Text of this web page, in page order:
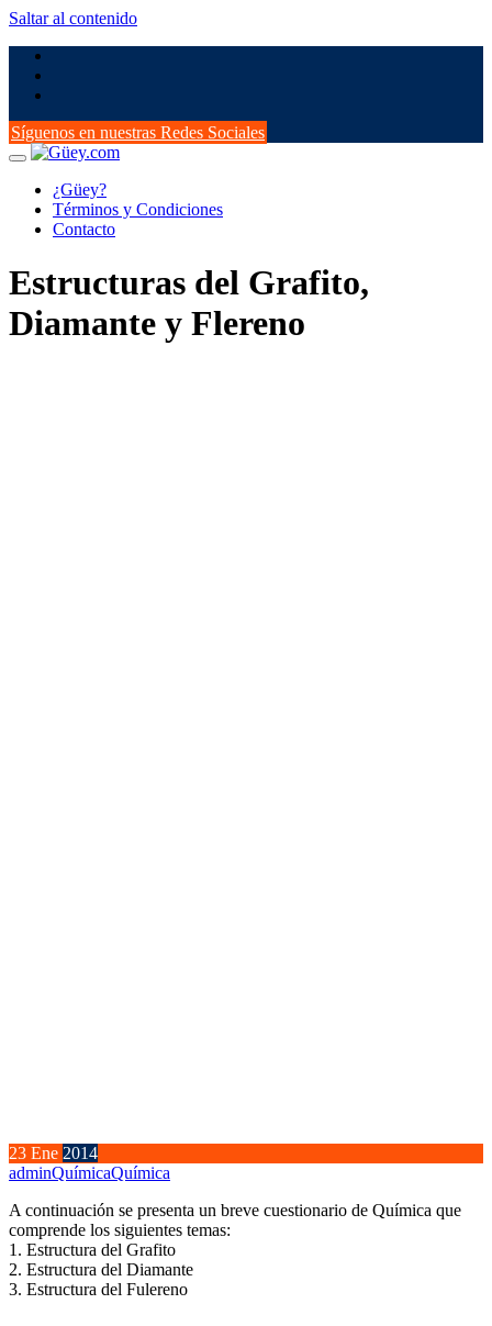
Saltar al contenido
Síguenos en nuestras Redes Sociales
¿Güey?
Términos y Condiciones
Contacto
Estructuras del Grafito,
Diamante y Flereno
23 Ene 2014
adminQuímicaQuímica
A continuación se presenta un breve cuestionario de Química que
comprende los siguientes temas:
1. Estructura del Grafito
2. Estructura del Diamante
3. Estructura del Fulereno